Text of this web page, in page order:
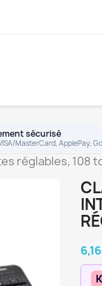
sécurisé
MasterCard, ApplePay,
réglables, 108
K